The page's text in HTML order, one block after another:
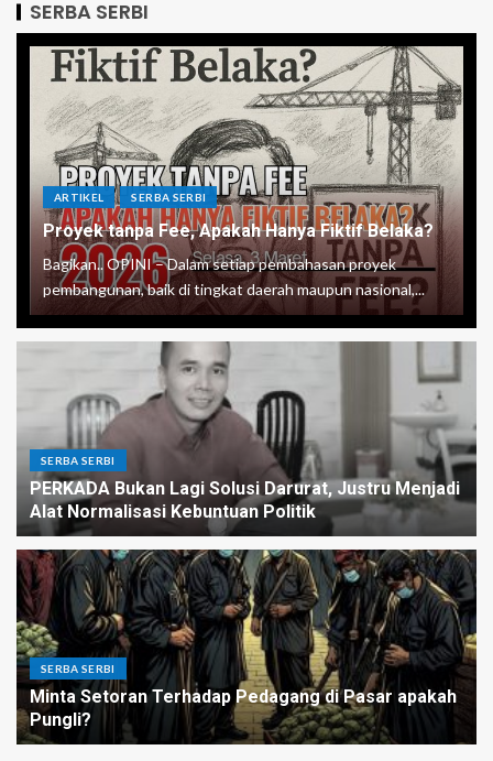
SERBA SERBI
ARTIKEL SERBA SERBI
Proyek tanpa Fee, Apakah Hanya Fiktif Belaka?
Bagikan.. OPINI – Dalam setiap pembahasan proyek
pembangunan, baik di tingkat daerah maupun nasional,...
SERBA SERBI
PERKADA Bukan Lagi Solusi Darurat, Justru Menjadi
Alat Normalisasi Kebuntuan Politik
SERBA SERBI
Minta Setoran Terhadap Pedagang di Pasar apakah
Pungli?